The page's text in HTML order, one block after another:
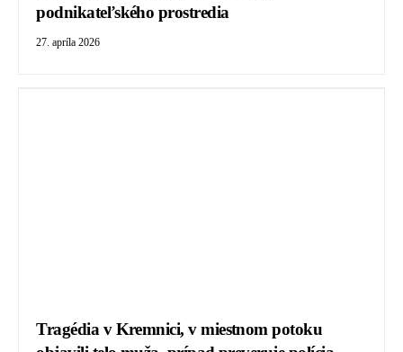
podnikateľského prostredia
27. apríla 2026
Tragédia v Kremnici, v miestnom potoku